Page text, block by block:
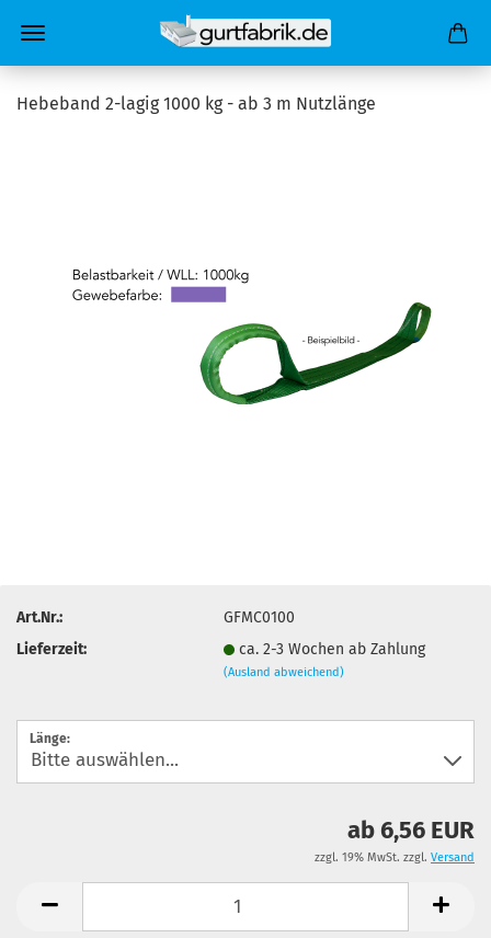
Hebeband 2-lagig 1000 kg - ab 3 m Nutzlänge
Art.Nr.:
GFMC0100
Lieferzeit:
ca. 2-3 Wochen ab Zahlung
(Ausland abweichend)
Länge:
ab 6,56 EUR
zzgl. 19% MwSt. zzgl. Versand